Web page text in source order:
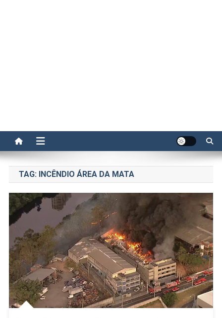
TAG: INCÊNDIO ÁREA DA MATA